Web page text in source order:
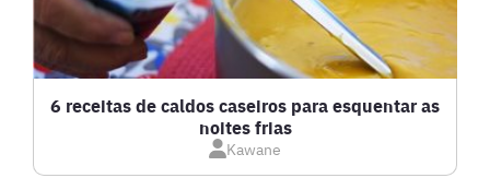
BOLOS E TORTAS
CALDOS
CARNE BOVINA
6 receitas de caldos caseiros para esquentar as
noites frias
Kawane